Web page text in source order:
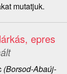
mutatjuk.
epres
(Borsod-Abaúj-